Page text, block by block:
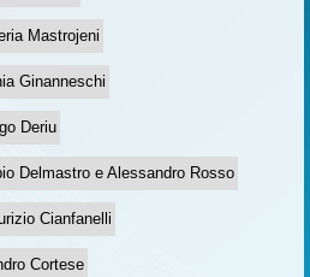
Mastrojeni
Ginanneschi
Deriu
Delmastro e Alessandro Rosso
Cianfanelli
Cortese